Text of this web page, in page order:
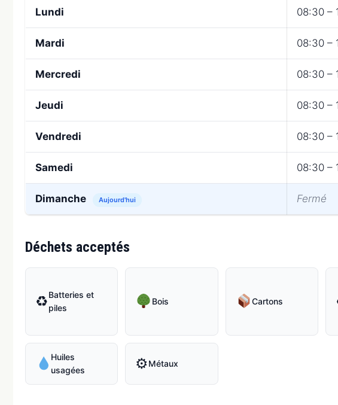
Lundi 08:30 –
Mardi 08:30 –
Mercredi 08:30 –
Jeudi 08:30 –
Vendredi 08:30 –
Samedi 08:30 –
Dimanche Aujourd'hui Fermé
Déchets acceptés
♻Batteries et
piles
Bois Cartons
Huiles
usagées
⚙Métaux